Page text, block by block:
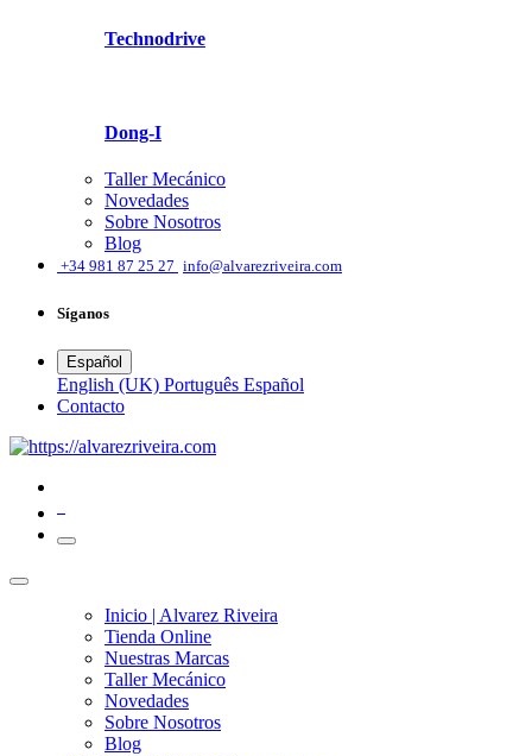
Technodrive
Dong-I
Taller Mecánico
Novedades
Sobre Nosotros
Blog
+34 981 87 25 27 info@alvarezriveira.com
Síganos
Español
English (UK) Português Español
​Contacto
Inicio | Alvarez Riveira
Tienda Online
Nuestras Marcas
Taller Mecánico
Novedades
Sobre Nosotros
Blog